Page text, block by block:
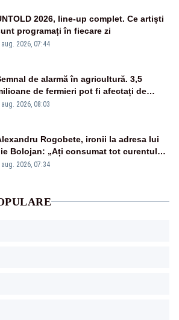
2026, line-up complet. Ce artiști
programați în fiecare zi
aug. 2026, 07:44
de alarmă în agricultură. 3,5
de fermieri pot fi afectați de
pentru conservarea
aug. 2026, 08:03
Rogobete, ironii la adresa lui
Bolojan: „Ați consumat tot curentul
șobolani imaginari”
aug. 2026, 07:34